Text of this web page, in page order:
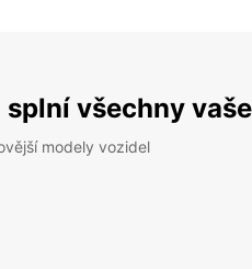
všechny
modely vozidel